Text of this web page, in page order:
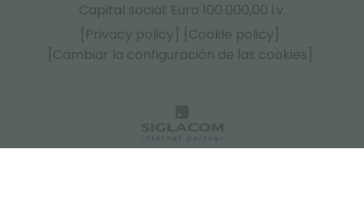
Capital social: Euro 100.000,00 i.v.
[Privacy policy]
[Cookie policy]
[Cambiar la configuración de las cookies]